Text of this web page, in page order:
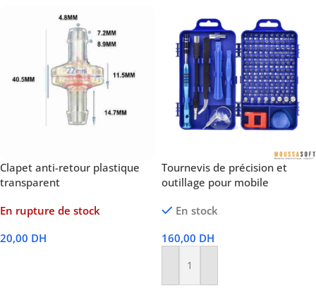
Clapet anti-retour plastique
transparent
En rupture de stock
20,00 DH
Tournevis de précision et
outillage pour mobile
En stock
160,00 DH
Ajouter Au Panier